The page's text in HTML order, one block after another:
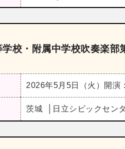
学校・附属中学校吹奏楽部
2026年5月5日（火） 開演
茨城 日立シビックセン